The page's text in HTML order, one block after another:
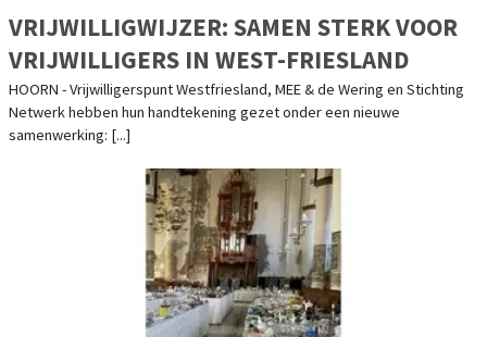
VRIJWILLIGWIJZER: SAMEN STERK VOOR
VRIJWILLIGERS IN WEST-FRIESLAND
HOORN - Vrijwilligerspunt Westfriesland, MEE & de Wering en Stichting
Netwerk hebben hun handtekening gezet onder een nieuwe
samenwerking: [...]